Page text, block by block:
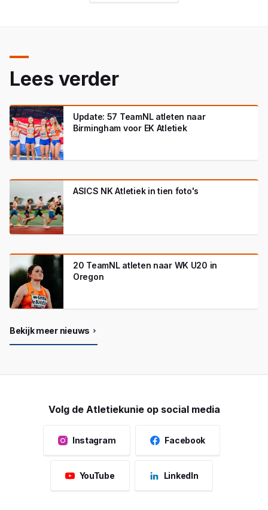
Lees verder
Update: 57 TeamNL atleten naar
Birmingham voor EK Atletiek
ASICS NK Atletiek in tien foto's
20 TeamNL atleten naar WK U20 in
Oregon
Bekijk meer nieuws
Volg de Atletiekunie op social media
Instagram Facebook
YouTube LinkedIn